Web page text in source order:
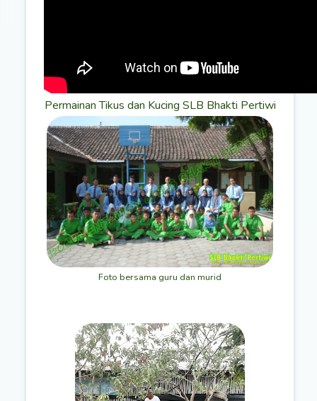
Permainan Tikus dan Kucing SLB Bhakti Pertiwi
Foto bersama guru dan murid